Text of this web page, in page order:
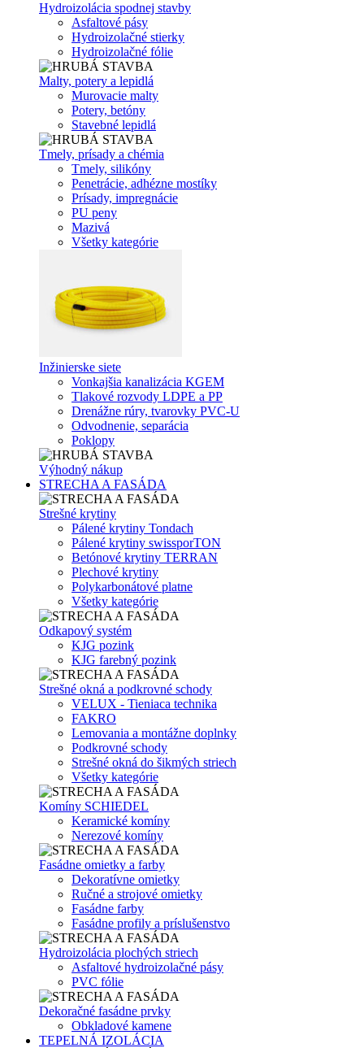
Hydroizolácia spodnej stavby
Asfaltové pásy
Hydroizolačné stierky
Hydroizolačné fólie
Malty, potery a lepidlá
Murovacie malty
Potery, betóny
Stavebné lepidlá
Tmely, prísady a chémia
Tmely, silikóny
Penetrácie, adhézne mostíky
Prísady, impregnácie
PU peny
Mazivá
Všetky kategórie
Inžinierske siete
Vonkajšia kanalizácia KGEM
Tlakové rozvody LDPE a PP
Drenážne rúry, tvarovky PVC-U
Odvodnenie, separácia
Poklopy
Výhodný nákup
STRECHA A FASÁDA
Strešné krytiny
Pálené krytiny Tondach
Pálené krytiny swissporTON
Betónové krytiny TERRAN
Plechové krytiny
Polykarbonátové platne
Všetky kategórie
Odkapový systém
KJG pozink
KJG farebný pozink
Strešné okná a podkrovné schody
VELUX - Tieniaca technika
FAKRO
Lemovania a montážne doplnky
Podkrovné schody
Strešné okná do šikmých striech
Všetky kategórie
Komíny SCHIEDEL
Keramické komíny
Nerezové komíny
Fasádne omietky a farby
Dekoratívne omietky
Ručné a strojové omietky
Fasádne farby
Fasádne profily a príslušenstvo
Hydroizolácia plochých striech
Asfaltové hydroizolačné pásy
PVC fólie
Dekoračné fasádne prvky
Obkladové kamene
TEPELNÁ IZOLÁCIA